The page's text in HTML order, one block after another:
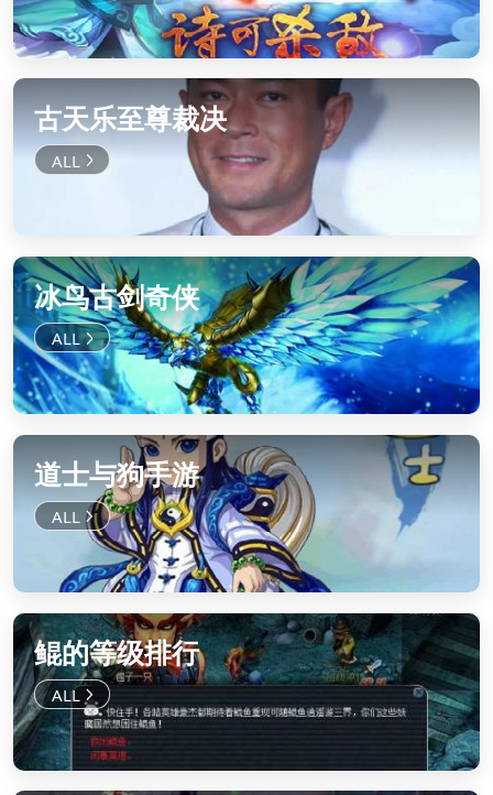
古天乐至尊裁决
冰鸟古剑奇侠
道士与狗手游
鲲的等级排行